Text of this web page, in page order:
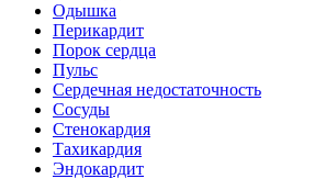
Одышка
Перикардит
Порок сердца
Пульс
Сердечная недостаточность
Сосуды
Стенокардия
Тахикардия
Эндокардит